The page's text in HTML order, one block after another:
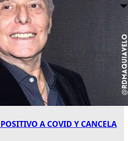
A COVID Y CANCELA